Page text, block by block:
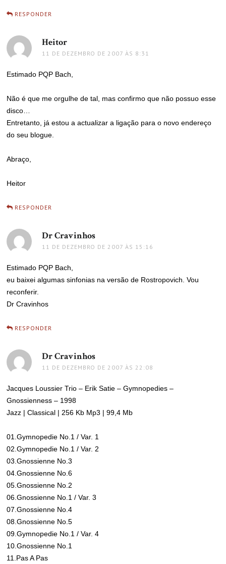
RESPONDER
Heitor
11 DE DEZEMBRO DE 2007 ÀS 8:31
Estimado PQP Bach,
Não é que me orgulhe de tal, mas confirmo que não possuo esse
disco…
Entretanto, já estou a actualizar a ligação para o novo endereço
do seu blogue.
Abraço,
Heitor
RESPONDER
Dr Cravinhos
11 DE DEZEMBRO DE 2007 ÀS 15:16
Estimado PQP Bach,
eu baixei algumas sinfonias na versão de Rostropovich. Vou
reconferir.
Dr Cravinhos
RESPONDER
Dr Cravinhos
11 DE DEZEMBRO DE 2007 ÀS 22:08
Jacques Loussier Trio – Erik Satie – Gymnopedies –
Gnossienness – 1998
Jazz | Classical | 256 Kb Mp3 | 99,4 Mb
01.Gymnopedie No.1 / Var. 1
02.Gymnopedie No.1 / Var. 2
03.Gnossienne No.3
04.Gnossienne No.6
05.Gnossienne No.2
06.Gnossienne No.1 / Var. 3
07.Gnossienne No.4
08.Gnossienne No.5
09.Gymnopedie No.1 / Var. 4
10.Gnossienne No.1
11.Pas A Pas